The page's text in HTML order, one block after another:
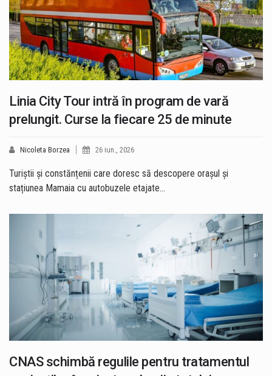
Linia City Tour intră în program de vară
prelungit. Curse la fiecare 25 de minute
Nicoleta Borzea 26 iun., 2026
Turiștii și constănțenii care doresc să descopere orașul și
stațiunea Mamaia cu autobuzele etajate…
CNAS schimbă regulile pentru tratamentul